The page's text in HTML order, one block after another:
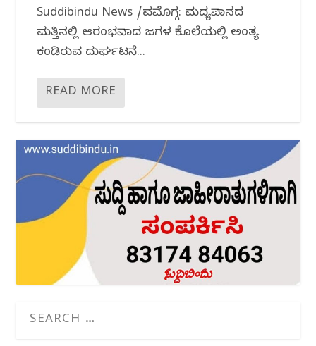
Suddibindu News /ಶಿವಮೊಗ್ಗ: ಮದ್ಯಪಾನದ
ಮತ್ತಿನಲ್ಲಿ ಆರಂಭವಾದ ಜಗಳ ಕೊಲೆಯಲ್ಲಿ ಅಂತ್ಯ
ಕಂಡಿರುವ ದುರ್ಘಟನೆ...
READ MORE